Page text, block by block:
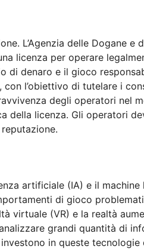
L’Agenzia delle Dogane e
licenza per operare
denaro e il gioco
l’obiettivo di tutelare i
degli operatori nel
della licenza. Gli operatori
artificiale (IA) e il
di gioco
virtuale (VR) e la realtà
grandi quantità di
in queste